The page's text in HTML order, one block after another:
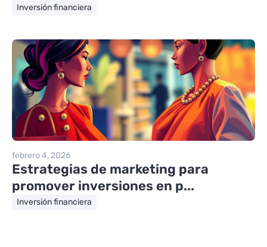
Inversión financiera
febrero 4, 2026
Estrategias de marketing para
promover inversiones en p...
Inversión financiera